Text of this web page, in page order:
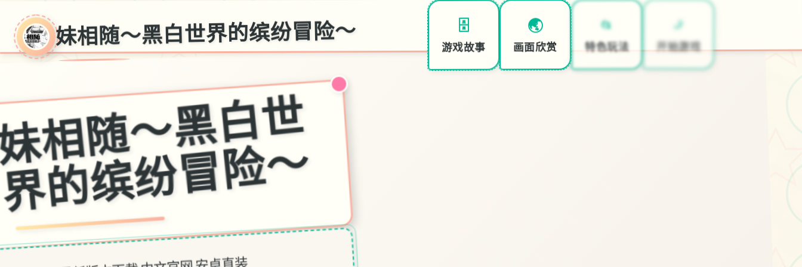
妹相随～黑白世界的缤纷冒险～ 🗄️
游戏故事
🌏
画面欣赏
📂
特色玩法
🚬
开始游戏
妹
相
随
～
黑
白
世
界
的
缤
纷
冒
险
～
中文下载,最新版本下载,中文官网,安卓直装